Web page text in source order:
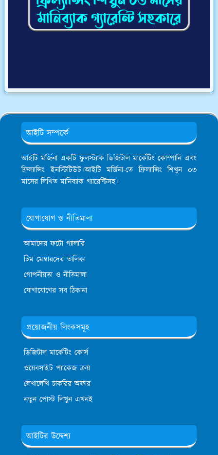
আইটি সম্পর্কে
আইটি মর্জিনা একটি ফুলস্ট্যাক ডিজিটাল মার্কেটিং কোম্পানি এবং
ফ্রিল্যান্সিং ইনস্টিটিউট।আইটি মর্জিনা-তে ফ্রিল্যান্সিং শিখুন ০৩
মাসের লিখিত মানিব্যাক গ্যারেন্টিসহ।
যোগাযোগ ও নীতিমালা
আমাদের ফটো গ্যালারি
টিম মেম্বারদের তালিকা
গোপনীয়তা ও নীতিমালা
যোগাযোগের সব ঠিকানা
প্রয়োজনীয় লিংকসমূহ
ডিজিটাল মার্কেটিং কোর্স
ওয়েবসাইট প্যাকেজ ক্রয়
লেখালেখি চাকরির অফার
নতুন পোস্ট লিখুন এখনই
আইটির উদ্দেশ্য